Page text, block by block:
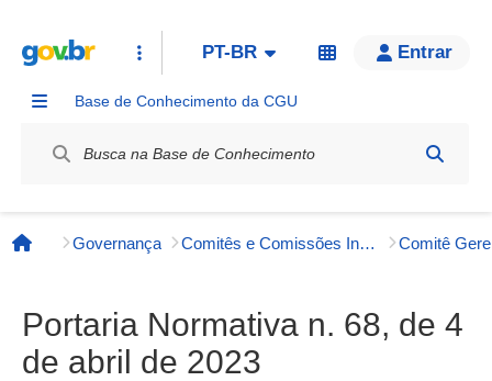
PT-BR Entrar
Base de Conhecimento da CGU
Página inicial
Governança Comitês e Comissões Internos
Portaria Normativa n. 68, de 4
de abril de 2023